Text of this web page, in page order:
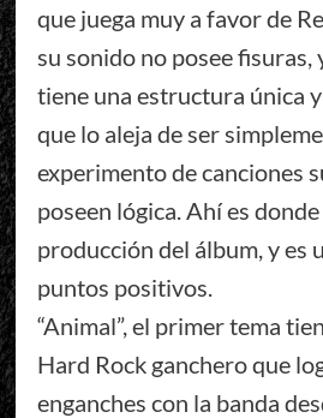
que juega muy a favor de
su sonido no posee fisuras,
tiene una estructura única
que lo aleja de ser
experimento de canciones
poseen lógica. Ahí es
producción del álbum, y es
puntos positivos.
“Animal”, el primer tema
Hard Rock ganchero que
enganches con la banda